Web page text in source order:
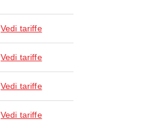
Vedi tariffe
Vedi tariffe
Vedi tariffe
Vedi tariffe